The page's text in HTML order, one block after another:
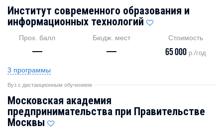
Институт современного образования и
информационных технологий
Прох. балл
—
Бюдж. мест
—
Стоимость
65 000 р./год
3 программы
Вуз с дистанционным обучением
Московская академия
предпринимательства при Правительстве
Москвы